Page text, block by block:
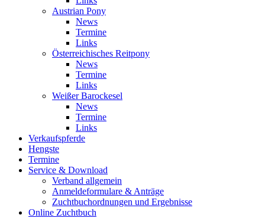
Austrian Pony
News
Termine
Links
Österreichisches Reitpony
News
Termine
Links
Weißer Barockesel
News
Termine
Links
Verkaufspferde
Hengste
Termine
Service & Download
Verband allgemein
Anmeldeformulare & Anträge
Zuchtbuchordnungen und Ergebnisse
Online Zuchtbuch